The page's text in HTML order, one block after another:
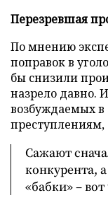
Перезревшая
По мнению
поправок в
бы снизили
назрело давно.
возбуждаемых
преступлениям,
Сажают
конкурента,
«бабки» –